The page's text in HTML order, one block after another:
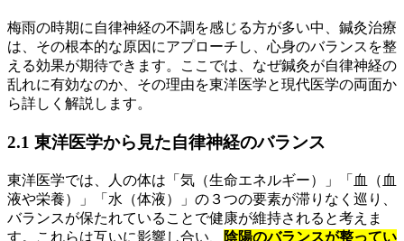
梅雨の時期に自律神経の不調を感じる方が多い中、鍼灸治療
は、その根本的な原因にアプローチし、心身のバランスを整
える効果が期待できます。ここでは、なぜ鍼灸が自律神経の
乱れに有効なのか、その理由を東洋医学と現代医学の両面か
ら詳しく解説します。
2.1 東洋医学から見た自律神経のバランス
東洋医学では、人の体は「気（生命エネルギー）」「血（血
液や栄養）」「水（体液）」の３つの要素が滞りなく巡り、
バランスが保たれていることで健康が維持されると考えま
す。これらは互いに影響し合い、
陰陽のバランスが整ってい